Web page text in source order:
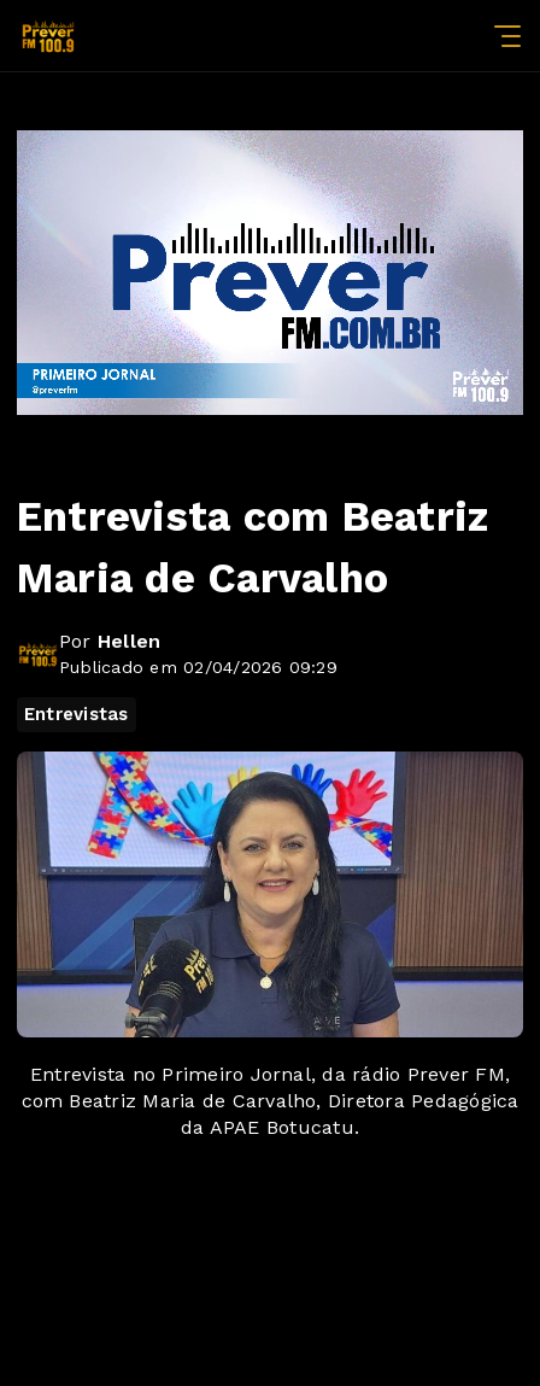
Entrevista com Beatriz
Maria de Carvalho
Por Hellen
Publicado em 02/04/2026 09:29
Entrevistas
Entrevista no Primeiro Jornal, da rádio Prever FM,
com Beatriz Maria de Carvalho, Diretora Pedagógica
da APAE Botucatu.